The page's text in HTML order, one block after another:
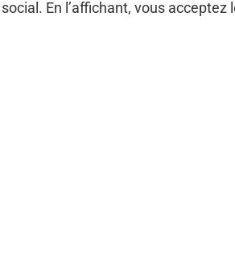
En l’affichant, vous acceptez